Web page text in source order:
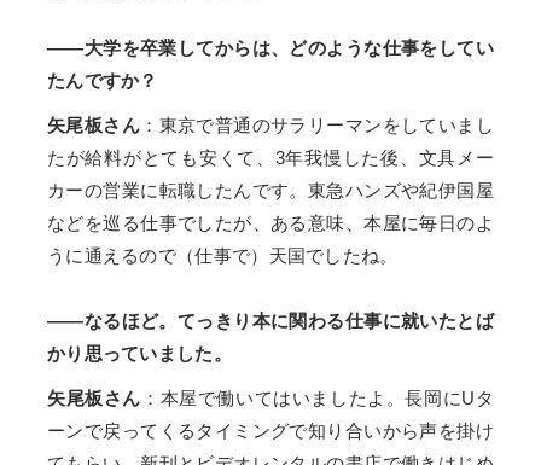
――大学を卒業してからは、どのような仕事をしてい
たんですか？
矢尾板さん ：東京で普通のサラリーマンをしていまし
たが給料がとても安くて、3年我慢した後、文具メー
カーの営業に転職したんです。東急ハンズや紀伊国屋
などを巡る仕事でしたが、ある意味、本屋に毎日のよ
うに通えるので（仕事で）天国でしたね。
――なるほど。てっきり本に関わる仕事に就いたとば
かり思っていました。
矢尾板さん ：本屋で働いてはいましたよ。長岡にUタ
ーンで戻ってくるタイミングで知り合いから声を掛け